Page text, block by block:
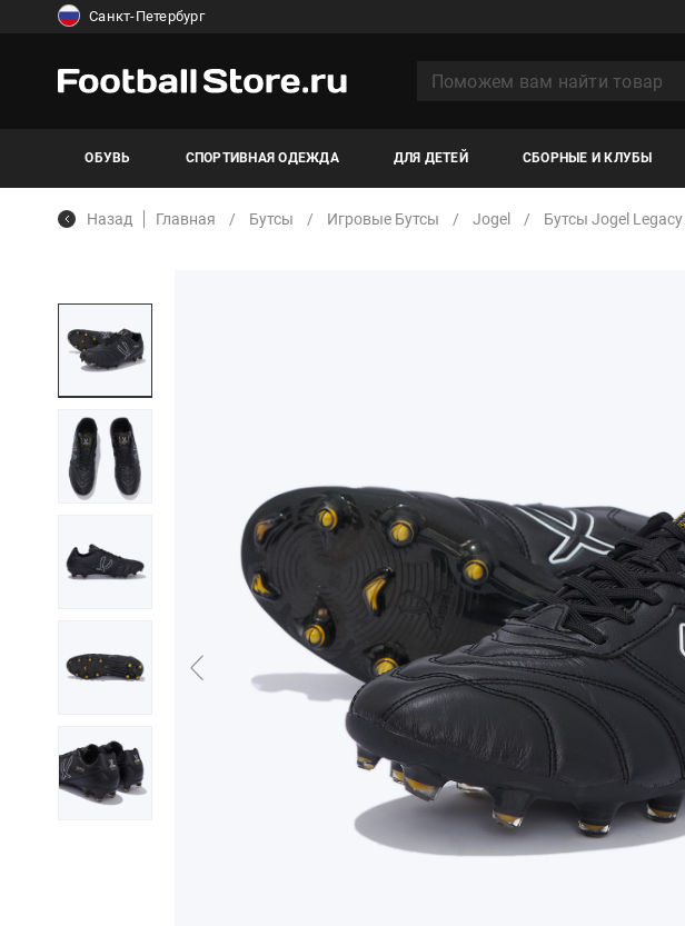
Санкт-Петербург
ОБУВЬ СПОРТИВНАЯ ОДЕЖДА ДЛЯ ДЕТЕЙ СБОРНЫЕ И КЛУБЫ
Назад Главная Бутсы Игровые Бутсы Jogel Бутсы Jogel